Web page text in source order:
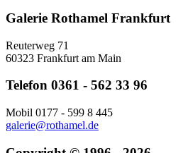
Galerie Rothamel Frankfurt
Reuterweg 71
60323 Frankfurt am Main
Telefon 0361 - 562 33 96
Mobil 0177 - 599 8 445
galerie@rothamel.de